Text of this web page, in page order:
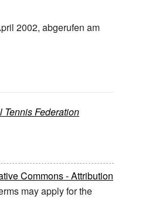
2002, abgerufen am
Tennis Federation
Commons - Attribution
may apply for the